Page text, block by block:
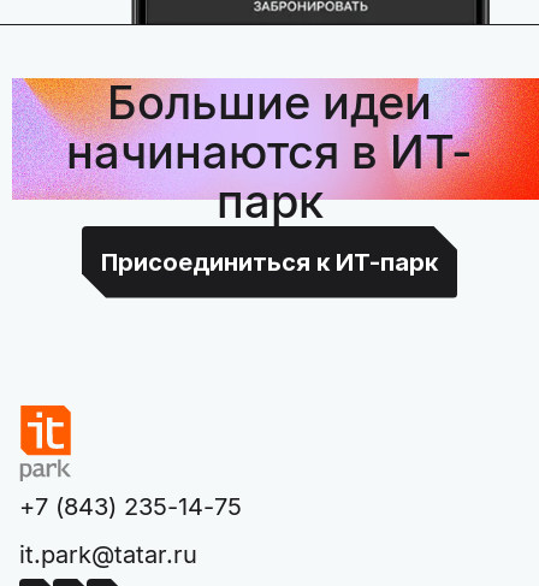
Большие идеи
начинаются в ИТ-
парк
Присоединиться к ИТ-парк
+7 (843) 235-14-75
it.park@tatar.ru